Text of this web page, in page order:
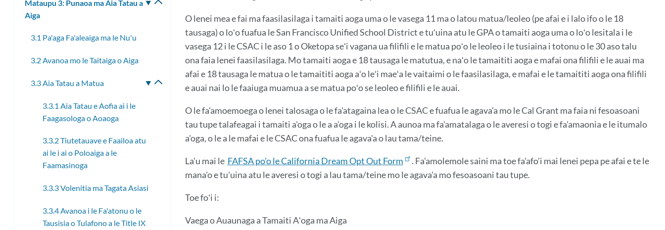
O lenei mea e fai ma faasilasilaga i tamaiti aoga uma o le vasega 11 ma o latou matua/leoleo (pe afai e i lalo ifo o le 18
tausaga) o loʻo fuafua le San Francisco Unified School District e tuʻuina atu le GPA o tamaiti aoga uma o loʻo lesitala i le
vasega 12 i le CSAC i le aso 1 o Oketopa seʻi vagana ua filifili e le matua poʻo le leoleo i le tusiaina i totonu o le 30 aso talu
ona faia lenei faasilasilaga. Mo tamaiti aoga e 18 tausaga le matutua, e naʻo le tamaititi aoga e mafai ona filifili e le auai ma
afai e 18 tausaga le matua o le tamaititi aoga aʻo leʻi maeʻa le vaitaimi o le faasilasilaga, e mafai e le tamaititi aoga ona filifili
e auai nai lo le faaiuga muamua a se matua poʻo se leoleo e filifili e le auai.
O le fa'amoemoega o lenei talosaga o le fa'atagaina lea o le CSAC e fuafua le agava'a mo le Cal Grant ma faia ni fesoasoani
tau tupe talafeagai i tamaiti a'oga o le a a'oga i le kolisi. A aunoa ma fa'amatalaga o le averesi o togi e fa'amaonia e le itumalo
a'oga, o le a le mafai e le CSAC ona fuafua le agava'a o lau tama/teine.
La'u mai le FAFSA po'o le California Dream Opt Out Form
. Fa'amolemole saini ma toe fa'afo'i mai lenei pepa pe afai e te le
mana'o e tu'uina atu le averesi o togi a lau tama/teine ​​mo le agava'a mo fesoasoani tau tupe.
Toe foʻi i:
Vaega o Auaunaga a Tamaiti Aʻoga ma Aiga
laiti
Mataupu 3: Punaoa ma Aia Tatau a
Aiga
Fa'asolo
3.1 Pa'aga Fa'aleaiga ma le Nu'u
3.2 Avanoa mo le Taitaiga o Aiga
3.3 Aia Tatau a Matua
Fa'asolo
3.3.1 Aia Tatau e Aofia ai i le
Faagasologa o Aoaoga
3.3.2 Tiutetauave e Faailoa atu
ai le i ai o Poloaiga a le
Faamasinoga
3.3.3 Volenitia ma Tagata Asiasi
3.3.4 Avanoa i le Fa'atonu o le
Tausisia o Tulafono a le Title IX